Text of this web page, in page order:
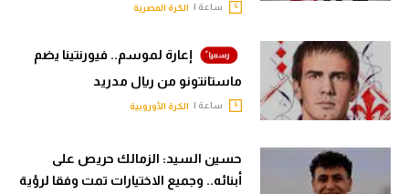
ساعة | الكرة المصرية
إعارة لموسم.. فيورنتينا يضم
ماستانتونو من ريال مدريد
ساعة | الكرة الأوروبية
حسين السيد: الزمالك حريص على
أبنائه.. وجميع الاختيارات تمت وفقا لرؤية